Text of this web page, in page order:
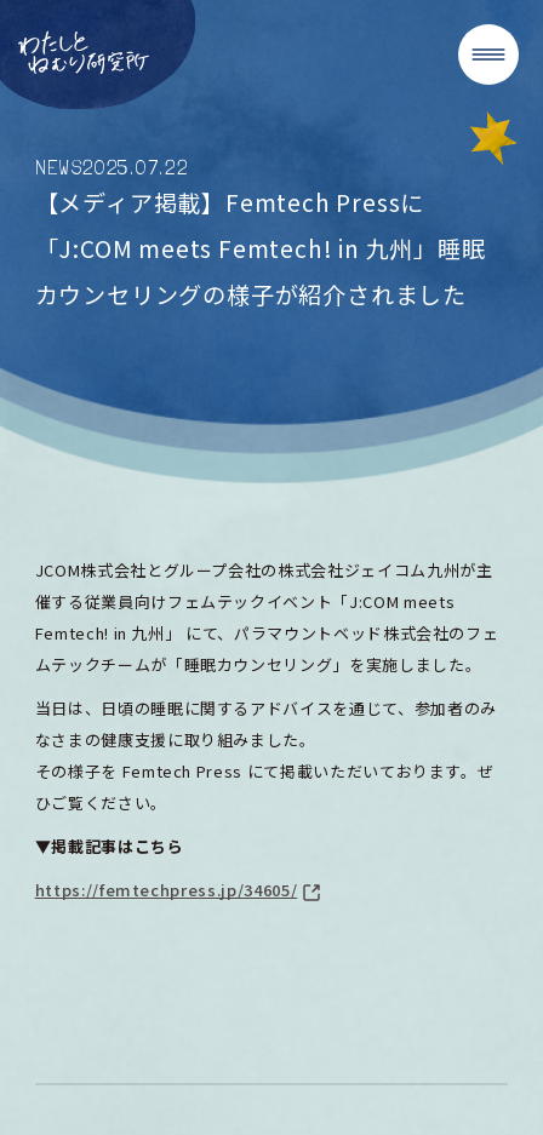
NEWS2025.07.22
【メディア掲載】Femtech Pressに
「J:COM meets Femtech! in 九州」睡眠
カウンセリングの様子が紹介されました
JCOM株式会社とグループ会社の株式会社ジェイコム九州が主
催する従業員向けフェムテックイベント「J:COM meets
Femtech! in 九州」 にて、パラマウントベッド株式会社のフェ
ムテックチームが「睡眠カウンセリング」を実施しました。
当日は、日頃の睡眠に関するアドバイスを通じて、参加者のみ
なさまの健康支援に取り組みました。
その様子を Femtech Press にて掲載いただいております。ぜ
ひご覧ください。
▼掲載記事はこちら
https://femtechpress.jp/34605/